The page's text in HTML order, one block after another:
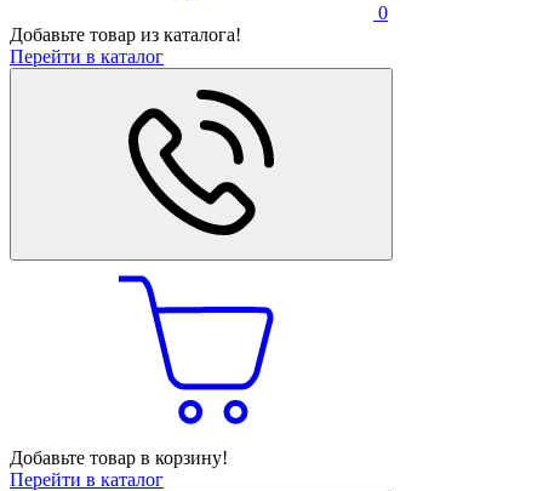
0
Добавьте товар из каталога!
Перейти в каталог
Добавьте товар в корзину!
Перейти в каталог